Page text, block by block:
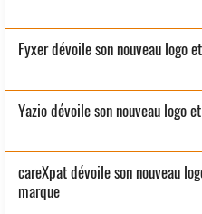
Fyxer dévoile son nouveau logo
Yazio dévoile son nouveau logo
careXpat dévoile son nouveau
marque